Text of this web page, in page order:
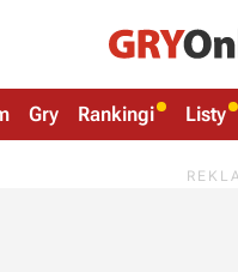
Gry Rankingi Listy